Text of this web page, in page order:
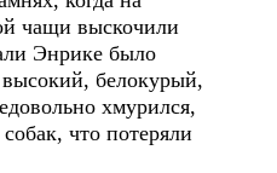
чащи выскочили
Энрике было
белокурый,
хмурился,
что потеряли